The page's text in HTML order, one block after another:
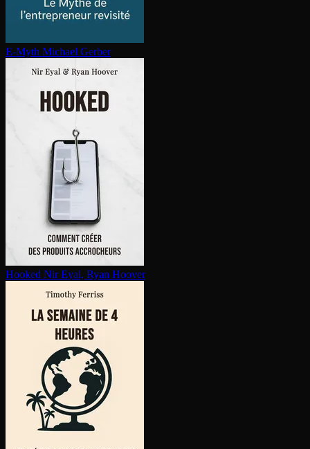
E-Myth Michael Gerber
Hooked Nir Eyal, Ryan Hoover